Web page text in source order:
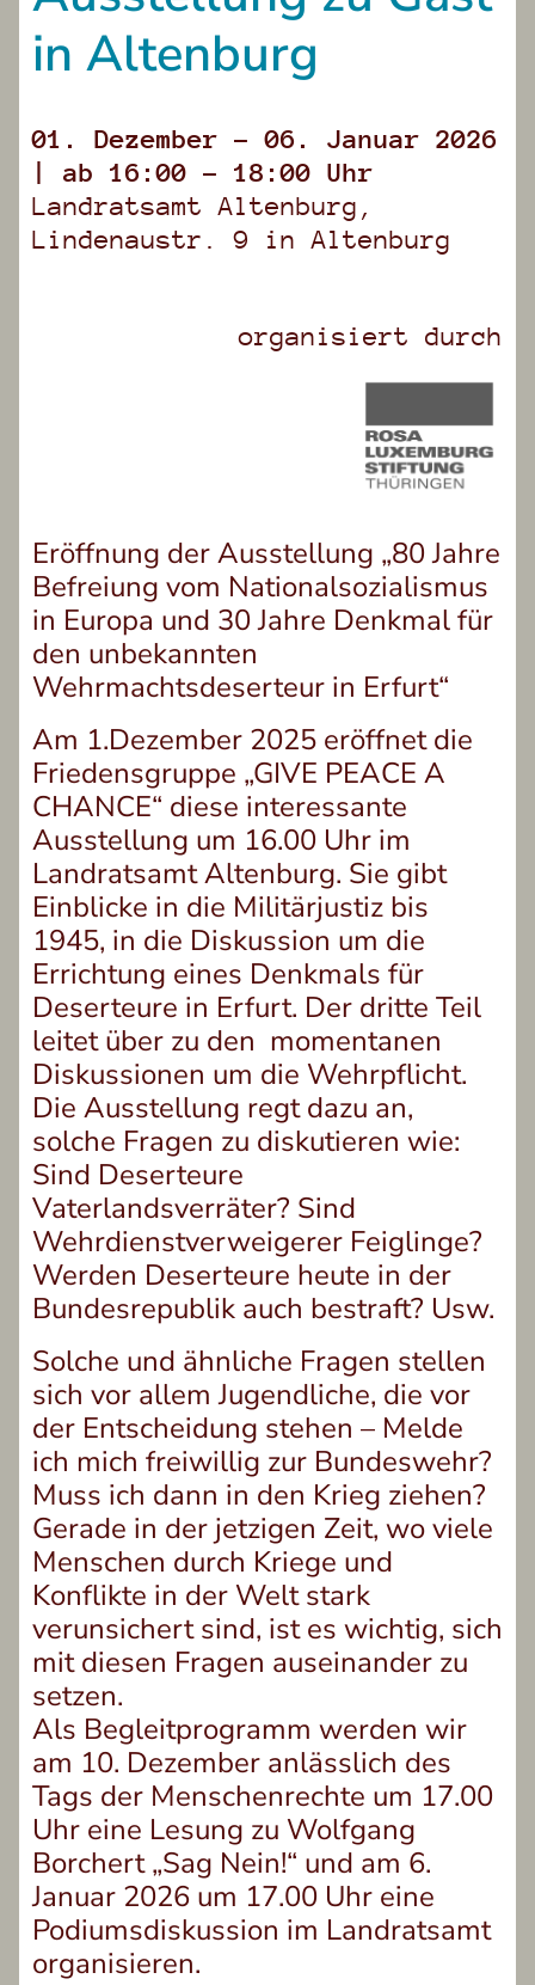
in Altenburg
01. Dezember – 06. Januar 2026
| ab 16:00 – 18:00 Uhr
Landratsamt Altenburg ,
Lindenaustr. 9 inAltenburg
organisiert durch
Eröffnung der Ausstellung „80 Jahre
Befreiung vom Nationalsozialismus
in Europa und 30 Jahre Denkmal für
den unbekannten
Wehrmachtsdeserteur in Erfurt“
Am 1.Dezember 2025 eröffnet die
Friedensgruppe „GIVE PEACE A
CHANCE“ diese interessante
Ausstellung um 16.00 Uhr im
Landratsamt Altenburg. Sie gibt
Einblicke in die Militärjustiz bis
1945, in die Diskussion um die
Errichtung eines Denkmals für
Deserteure in Erfurt. Der dritte Teil
leitet über zu den momentanen
Diskussionen um die Wehrpflicht.
Die Ausstellung regt dazu an,
solche Fragen zu diskutieren wie:
Sind Deserteure
Vaterlandsverräter? Sind
Wehrdienstverweigerer Feiglinge?
Werden Deserteure heute in der
Bundesrepublik auch bestraft? Usw.
Solche und ähnliche Fragen stellen
sich vor allem Jugendliche, die vor
der Entscheidung stehen – Melde
ich mich freiwillig zur Bundeswehr?
Muss ich dann in den Krieg ziehen?
Gerade in der jetzigen Zeit, wo viele
Menschen durch Kriege und
Konflikte in der Welt stark
verunsichert sind, ist es wichtig, sich
mit diesen Fragen auseinander zu
setzen.
Als Begleitprogramm werden wir
am 10. Dezember anlässlich des
Tags der Menschenrechte um 17.00
Uhr eine Lesung zu Wolfgang
Borchert „Sag Nein!“ und am 6.
Januar 2026 um 17.00 Uhr eine
Podiumsdiskussion im Landratsamt
organisieren.